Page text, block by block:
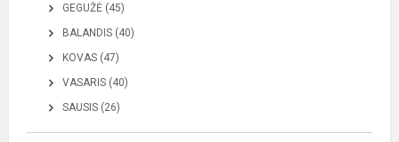
GEGUŽĖ (45)
BALANDIS (40)
KOVAS (47)
VASARIS (40)
SAUSIS (26)